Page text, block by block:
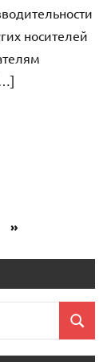
носителей
Следующие
»
Поиск